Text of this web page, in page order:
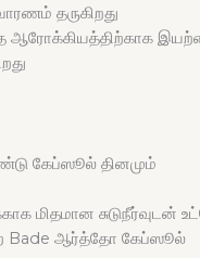
தருகிறது
ஆரோக்கியத்திற்காக
கேப்ஸூல் தினமும்
மிதமான சுடுநீர்வுடன்
Bade ஆர்த்தோ கேப்ஸூல்